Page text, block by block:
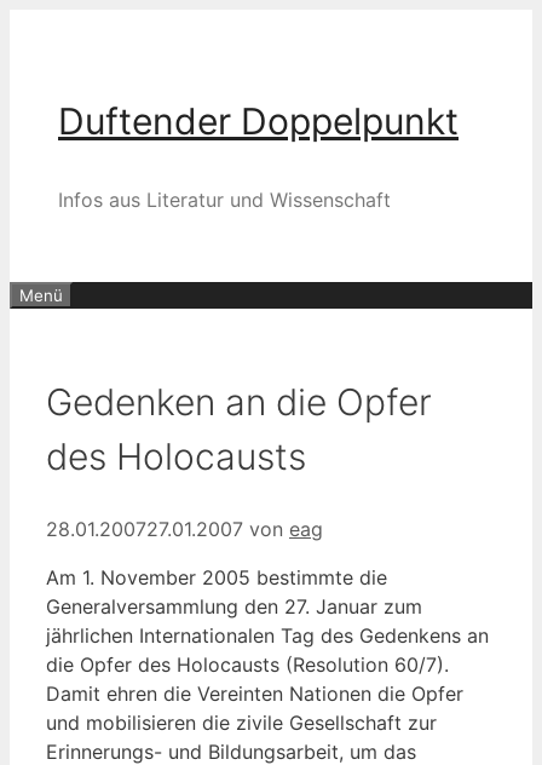
Duftender Doppelpunkt
Infos aus Literatur und Wissenschaft
Menü
Gedenken an die Opfer
des Holocausts
28.01.200727.01.2007 von eag
Am 1. November 2005 bestimmte die
Generalversammlung den 27. Januar zum
jährlichen Internationalen Tag des Gedenkens an
die Opfer des Holocausts (Resolution 60/7).
Damit ehren die Vereinten Nationen die Opfer
und mobilisieren die zivile Gesellschaft zur
Erinnerungs- und Bildungsarbeit, um das